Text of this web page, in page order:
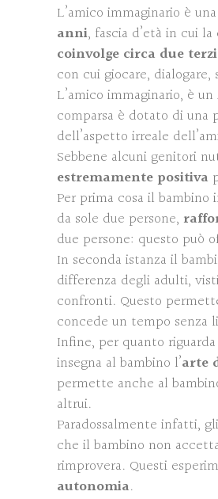
L’amico immaginario è
anni, fascia d’età in cui
coinvolge circa due
con cui giocare,
L’amico immaginario, è
comparsa è dotato di una
dell’aspetto irreale
Sebbene alcuni genitori
estremamente positiva
Per prima cosa il
da sole due persone,
due persone: questo può
In seconda istanza il
differenza degli adulti,
confronti. Questo
concede un tempo senza
Infine, per quanto
insegna al bambino l’arte
permette anche al
altrui.
Paradossalmente infatti,
che il bambino non
rimprovera. Questi
autonomia.